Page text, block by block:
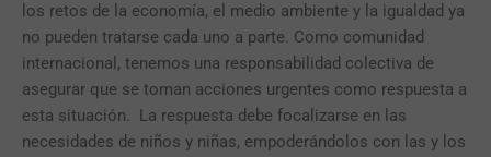
los retos de la economía, el medio ambiente y la igualdad ya
no pueden tratarse cada uno a parte. Como comunidad
internacional, tenemos una responsabilidad colectiva de
asegurar que se toman acciones urgentes como respuesta a
esta situación. La respuesta debe focalizarse en las
necesidades de niños y niñas, empoderándolos con las y los